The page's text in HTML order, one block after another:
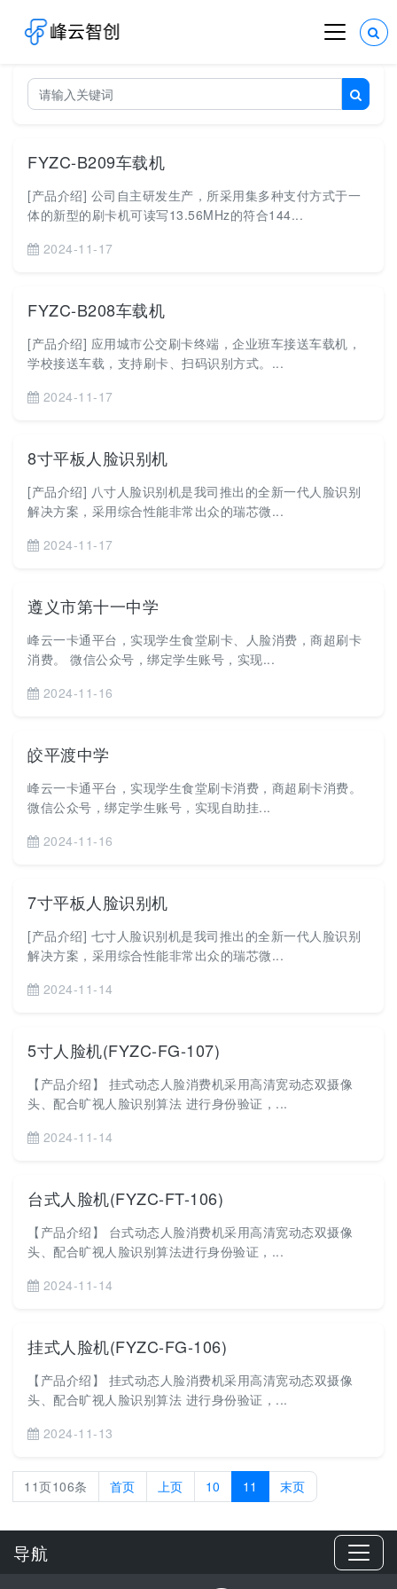
FYZC-B209车载机
[产品介绍] 公司自主研发生产，所采用集多种支付方式于一
体的新型的刷卡机可读写13.56MHz的符合144...
2024-11-17
FYZC-B208车载机
[产品介绍] 应用城市公交刷卡终端，企业班车接送车载机，
学校接送车载，支持刷卡、扫码识别方式。...
2024-11-17
8寸平板人脸识别机
[产品介绍] 八寸人脸识别机是我司推出的全新一代人脸识别
解决方案，采用综合性能非常出众的瑞芯微...
2024-11-17
遵义市第十一中学
峰云一卡通平台，实现学生食堂刷卡、人脸消费，商超刷卡
消费。 微信公众号，绑定学生账号，实现...
2024-11-16
皎平渡中学
峰云一卡通平台，实现学生食堂刷卡消费，商超刷卡消费。
微信公众号，绑定学生账号，实现自助挂...
2024-11-16
7寸平板人脸识别机
[产品介绍] 七寸人脸识别机是我司推出的全新一代人脸识别
解决方案，采用综合性能非常出众的瑞芯微...
2024-11-14
5寸人脸机(FYZC-FG-107)
【产品介绍】 挂式动态人脸消费机采用高清宽动态双摄像
头、配合旷视人脸识别算法 进行身份验证，...
2024-11-14
台式人脸机(FYZC-FT-106)
【产品介绍】 台式动态人脸消费机采用高清宽动态双摄像
头、配合旷视人脸识别算法进行身份验证，...
2024-11-14
挂式人脸机(FYZC-FG-106)
【产品介绍】 挂式动态人脸消费机采用高清宽动态双摄像
头、配合旷视人脸识别算法 进行身份验证，...
2024-11-13
11页106条 首页 上页 10 11 末页
导航